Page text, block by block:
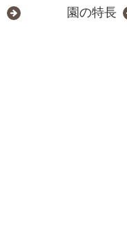
園の特長